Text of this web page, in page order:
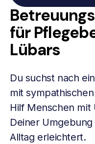
für
Lübars
Du suchst nach
mit
Hilf Menschen
Deiner
Alltag erleichtert.